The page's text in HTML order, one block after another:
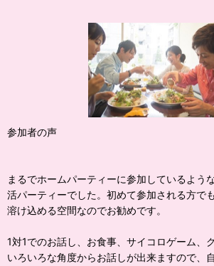
参加者の声
まるでホームパーティーに参加しているよう
活パーティーでした。初めて参加される方で
溶け込める空間なのでお勧めです。
1対1でのお話し、お食事、サイコロゲーム、
いろいろな角度からお話しが出来ますので、